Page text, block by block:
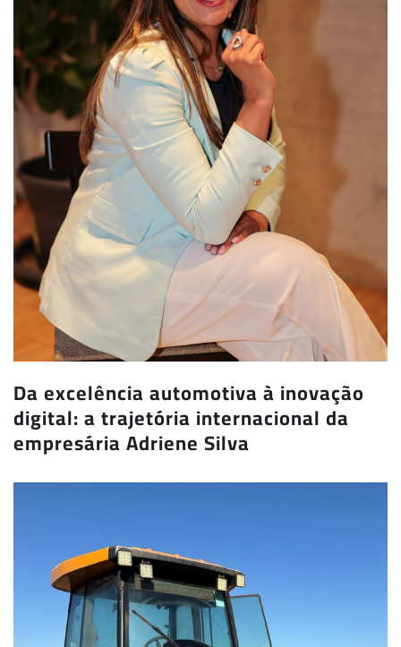
Da excelência automotiva à inovação
digital: a trajetória internacional da
empresária Adriene Silva